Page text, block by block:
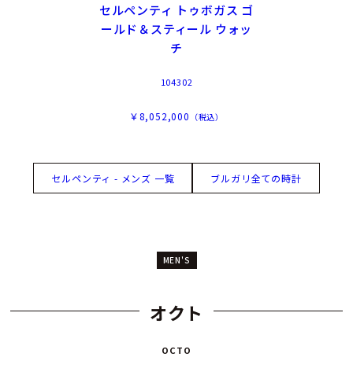
セルペンティ トゥボガス ゴ
ールド＆スティール ウォッ
チ
104302
￥8,052,000 （税込）
セルペンティ - メンズ 一覧 ブルガリ全ての時計
MEN'S
オクト
OCTO